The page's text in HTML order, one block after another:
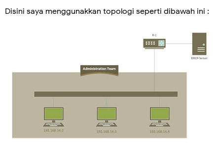
Disini saya menggunakkan topologi seperti dibawah ini :